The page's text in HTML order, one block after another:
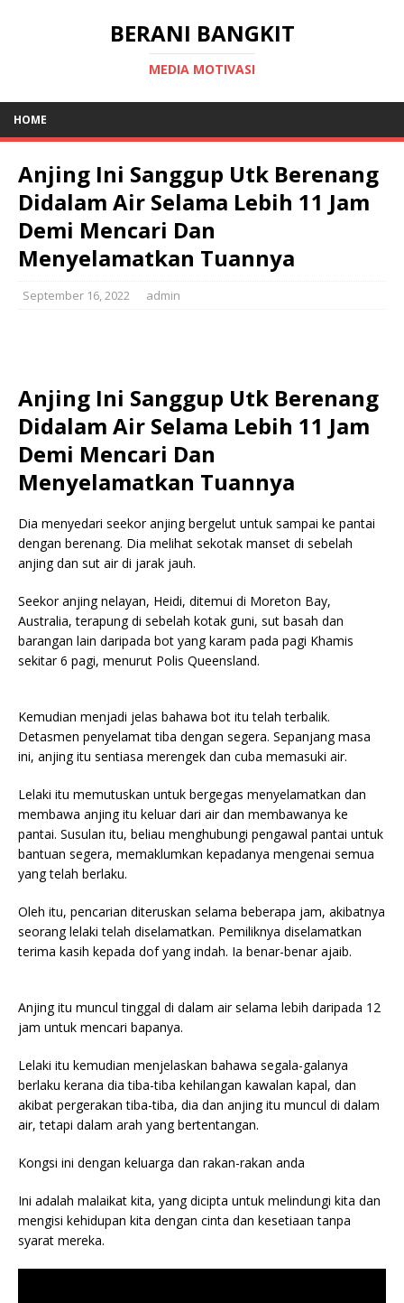
BERANI BANGKIT
MEDIA MOTIVASI
HOME
Anjing Ini Sanggup Utk Berenang
Didalam Air Selama Lebih 11 Jam
Demi Mencari Dan
Menyelamatkan Tuannya
September 16, 2022 admin
Anjing Ini Sanggup Utk Berenang
Didalam Air Selama Lebih 11 Jam
Demi Mencari Dan
Menyelamatkan Tuannya
Dia menyedari seekor anjing bergelut untuk sampai ke pantai
dengan berenang. Dia melihat sekotak manset di sebelah
anjing dan sut air di jarak jauh.
Seekor anjing nelayan, Heidi, ditemui di Moreton Bay,
Australia, terapung di sebelah kotak guni, sut basah dan
barangan lain daripada bot yang karam pada pagi Khamis
sekitar 6 pagi, menurut Polis Queensland.
Kemudian menjadi jelas bahawa bot itu telah terbalik.
Detasmen penyelamat tiba dengan segera. Sepanjang masa
ini, anjing itu sentiasa merengek dan cuba memasuki air.
Lelaki itu memutuskan untuk bergegas menyelamatkan dan
membawa anjing itu keluar dari air dan membawanya ke
pantai. Susulan itu, beliau menghubungi pengawal pantai untuk
bantuan segera, memaklumkan kepadanya mengenai semua
yang telah berlaku.
Oleh itu, pencarian diteruskan selama beberapa jam, akibatnya
seorang lelaki telah diselamatkan. Pemiliknya diselamatkan
terima kasih kepada dof yang indah. Ia benar-benar ajaib.
Anjing itu muncul tinggal di dalam air selama lebih daripada 12
jam untuk mencari bapanya.
Lelaki itu kemudian menjelaskan bahawa segala-galanya
berlaku kerana dia tiba-tiba kehilangan kawalan kapal, dan
akibat pergerakan tiba-tiba, dia dan anjing itu muncul di dalam
air, tetapi dalam arah yang bertentangan.
Kongsi ini dengan keluarga dan rakan-rakan anda
Ini adalah malaikat kita, yang dicipta untuk melindungi kita dan
mengisi kehidupan kita dengan cinta dan kesetiaan tanpa
syarat mereka.